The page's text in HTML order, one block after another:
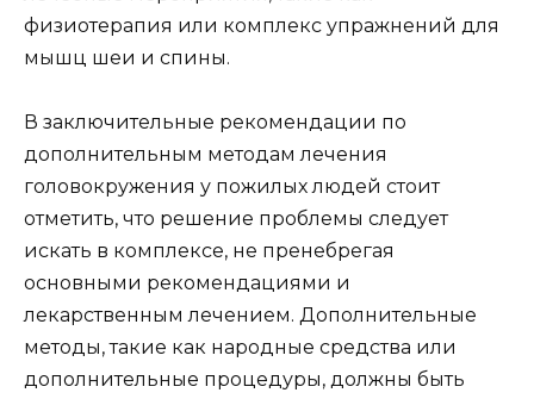
физиотерапия или комплекс упражнений для
мышц шеи и спины.
В заключительные рекомендации по
дополнительным методам лечения
головокружения у пожилых людей стоит
отметить, что решение проблемы следует
искать в комплексе, не пренебрегая
основными рекомендациями и
лекарственным лечением. Дополнительные
методы, такие как народные средства или
дополнительные процедуры, должны быть